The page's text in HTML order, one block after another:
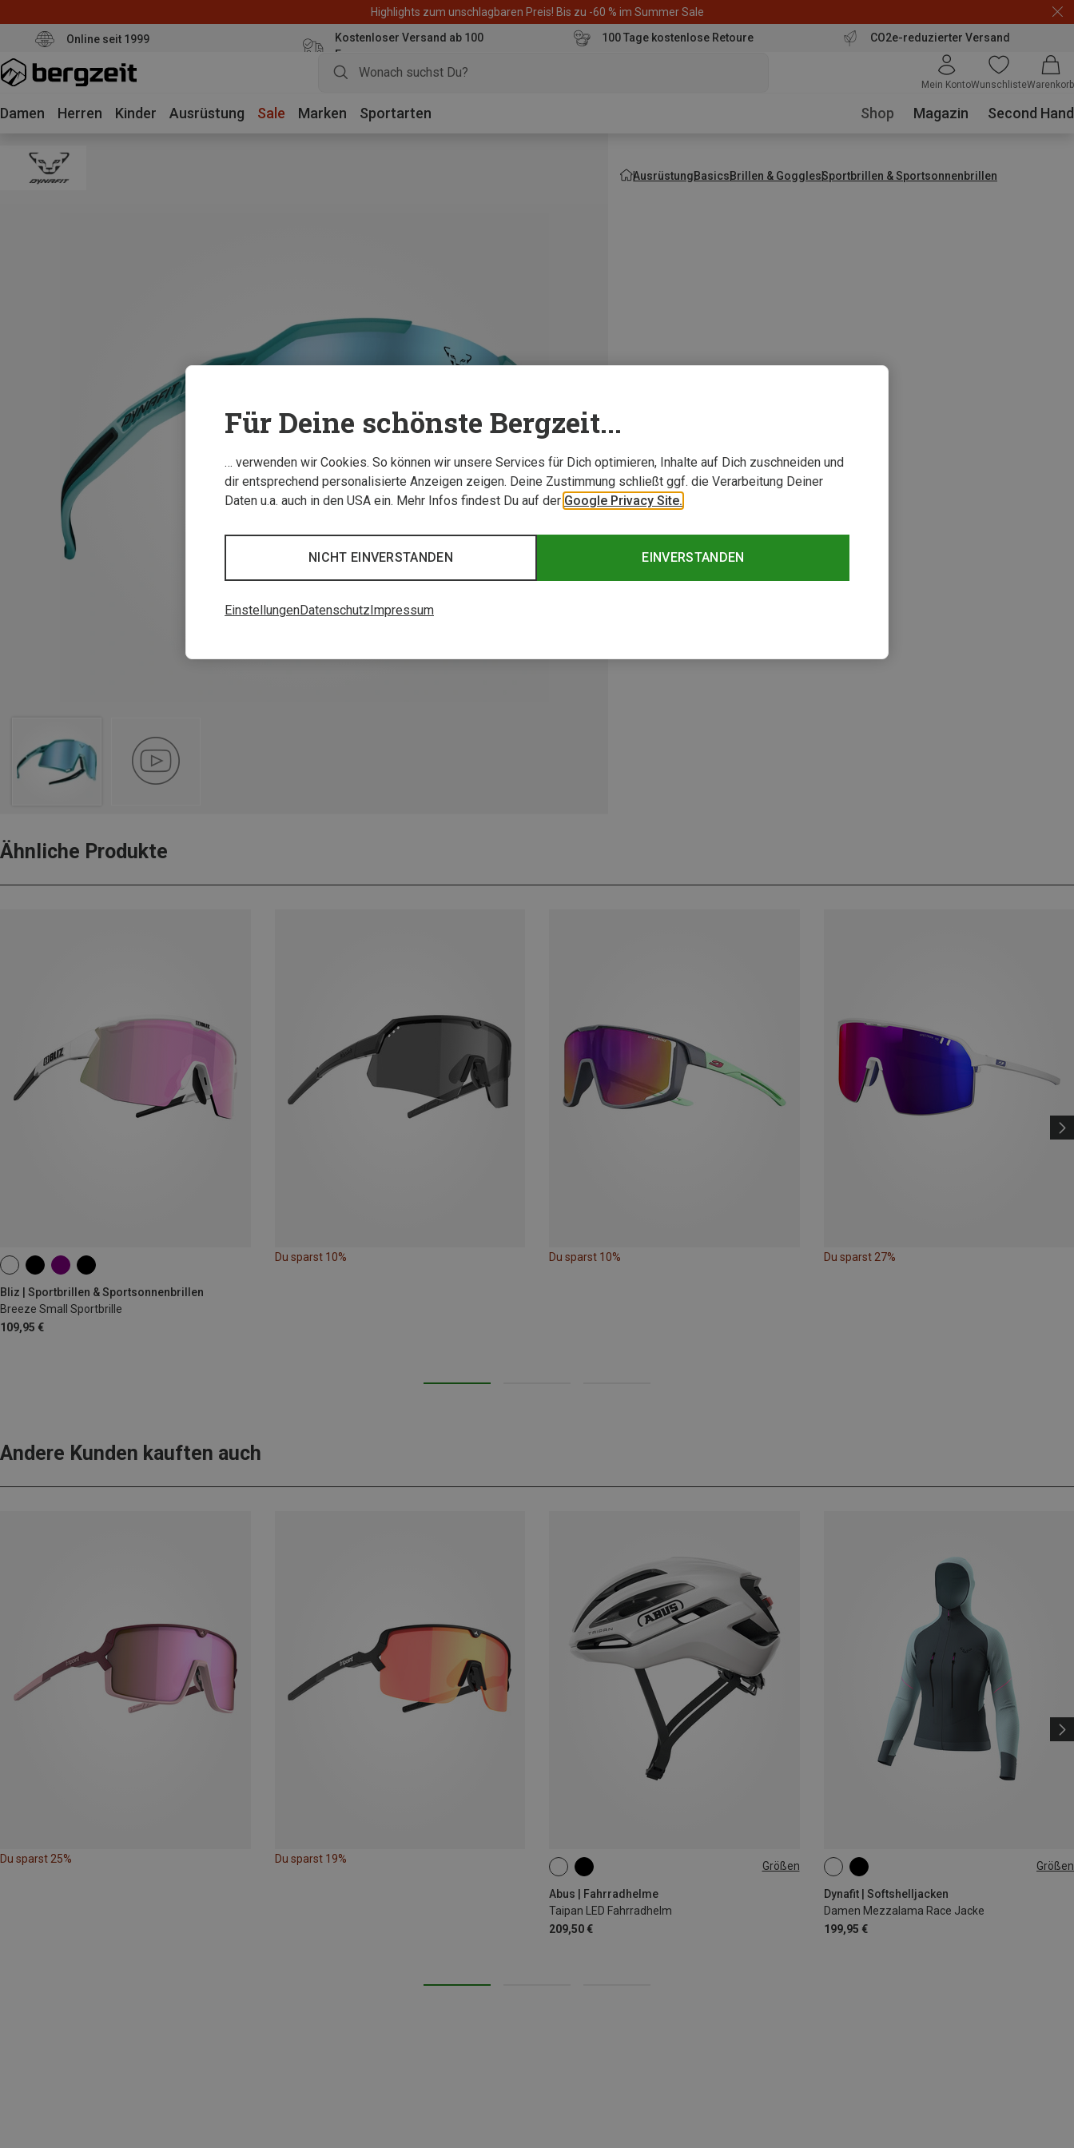
Highlights zum unschlagbaren Preis! Bis zu -60 % im Summer Sale
Online seit 1999
Kostenloser Versand ab 100
Euro
100 Tage kostenlose Retoure CO2e-reduzierter Versand
Mein KontoWunschlisteWarenkorb
Damen Herren Kinder Ausrüstung Sale Marken Sportarten Shop Magazin Second Hand
AusrüstungBasicsBrillen & GogglesSportbrillen & Sportsonnenbrillen
Ähnliche Produkte
Bliz | Sportbrillen & Sportsonnenbrillen
Breeze Small Sportbrille
109,95 €
Du sparst 10% Du sparst 10% Du sparst 27%
Andere Kunden kauften auch
Du sparst 25% Du sparst 19%
Größen
Abus | Fahrradhelme
Taipan LED Fahrradhelm
209,50 €
54-58CM Größen
Dynafit | Softshelljacken
Damen Mezzalama Race Jacke
199,95 €
XS S
Für Deine schönste Bergzeit...
… verwenden wir Cookies. So können wir unsere Services für Dich optimieren, Inhalte auf Dich zuschneiden und
dir entsprechend personalisierte Anzeigen zeigen. Deine Zustimmung schließt ggf. die Verarbeitung Deiner
Daten u.a. auch in den USA ein. Mehr Infos findest Du auf der Google Privacy Site.
EINVERSTANDEN
NICHT EINVERSTANDEN
EinstellungenDatenschutz Impressum